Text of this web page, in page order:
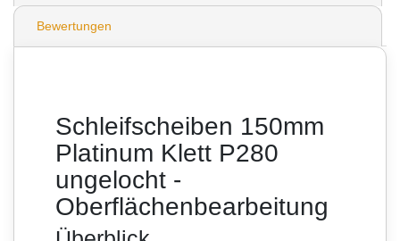
Bewertungen
Schleifscheiben 150mm
Platinum Klett P280
ungelocht -
Oberflächenbearbeitung